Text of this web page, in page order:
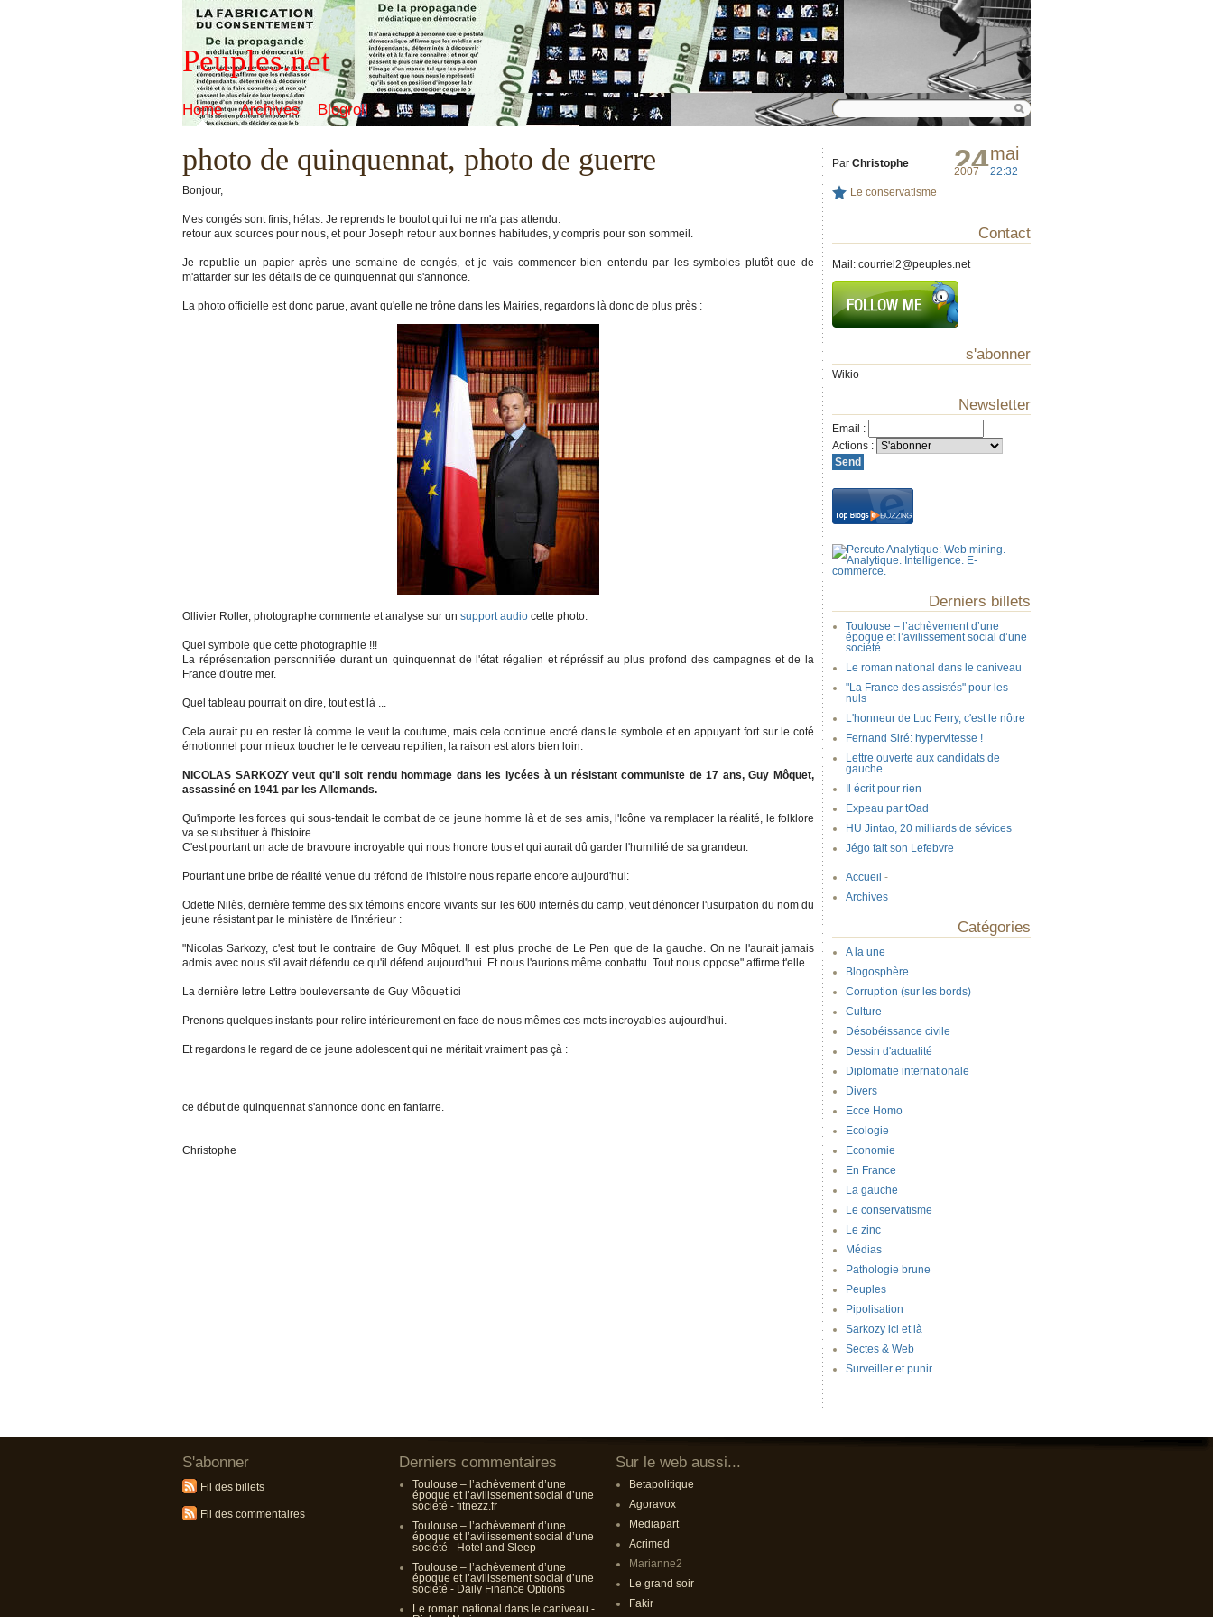
Peuples.net
Home Archives Blogroll
photo de quinquennat, photo de guerre 24mai
2007 22:32
Par Christophe
Le conservatisme
Bonjour,
Mes congés sont finis, hélas. Je reprends le boulot qui lui ne m'a pas attendu.
retour aux sources pour nous, et pour Joseph retour aux bonnes habitudes, y compris pour son sommeil.
Je republie un papier après une semaine de congés, et je vais commencer bien entendu par les symboles plutôt que de
m'attarder sur les détails de ce quinquennat qui s'annonce.
La photo officielle est donc parue, avant qu'elle ne trône dans les Mairies, regardons là donc de plus près :
Ollivier Roller, photographe commente et analyse sur un support audio cette photo.
Quel symbole que cette photographie !!!
La réprésentation personnifiée durant un quinquennat de l'état régalien et répréssif au plus profond des campagnes et de la
France d'outre mer.
Quel tableau pourrait on dire, tout est là ...
Cela aurait pu en rester là comme le veut la coutume, mais cela continue encré dans le symbole et en appuyant fort sur le coté
émotionnel pour mieux toucher le le cerveau reptilien, la raison est alors bien loin.
NICOLAS SARKOZY veut qu'il soit rendu hommage dans les lycées à un résistant communiste de 17 ans, Guy Môquet,
assassiné en 1941 par les Allemands.
Qu'importe les forces qui sous-tendait le combat de ce jeune homme là et de ses amis, l'Icône va remplacer la réalité, le folklore
va se substituer à l'histoire.
C'est pourtant un acte de bravoure incroyable qui nous honore tous et qui aurait dû garder l'humilité de sa grandeur.
Pourtant une bribe de réalité venue du tréfond de l'histoire nous reparle encore aujourd'hui:
Odette Nilès, dernière femme des six témoins encore vivants sur les 600 internés du camp, veut dénoncer l'usurpation du nom du
jeune résistant par le ministère de l'intérieur :
"Nicolas Sarkozy, c'est tout le contraire de Guy Môquet. Il est plus proche de Le Pen que de la gauche. On ne l'aurait jamais
admis avec nous s'il avait défendu ce qu'il défend aujourd'hui. Et nous l'aurions même conbattu. Tout nous oppose" affirme t'elle.
La dernière lettre Lettre bouleversante de Guy Môquet ici
Prenons quelques instants pour relire intérieurement en face de nous mêmes ces mots incroyables aujourd'hui.
Et regardons le regard de ce jeune adolescent qui ne méritait vraiment pas çà :
ce début de quinquennat s'annonce donc en fanfarre.
Christophe
Contact
Mail: courriel2@peuples.net
s'abonner
Wikio
Newsletter
Email :
Actions :
Derniers billets
Toulouse – l’achèvement d’une
époque et l’avilissement social d’une
société
Le roman national dans le caniveau
"La France des assistés" pour les
nuls
L'honneur de Luc Ferry, c'est le nôtre
Fernand Siré: hypervitesse !
Lettre ouverte aux candidats de
gauche
Il écrit pour rien
Expeau par tOad
HU Jintao, 20 milliards de sévices
Jégo fait son Lefebvre
Accueil -
Archives
Catégories
A la une
Blogosphère
Corruption (sur les bords)
Culture
Désobéissance civile
Dessin d'actualité
Diplomatie internationale
Divers
Ecce Homo
Ecologie
Economie
En France
La gauche
Le conservatisme
Le zinc
Médias
Pathologie brune
Peuples
Pipolisation
Sarkozy ici et là
Sectes & Web
Surveiller et punir
S'abonner
Fil des billets
Fil des commentaires
Derniers commentaires
Toulouse – l’achèvement d’une
époque et l’avilissement social d’une
société - fitnezz.fr
Toulouse – l’achèvement d’une
époque et l’avilissement social d’une
société - Hotel and Sleep
Toulouse – l’achèvement d’une
époque et l’avilissement social d’une
société - Daily Finance Options
Le roman national dans le caniveau -
Sur le web aussi...
Betapolitique
Agoravox
Mediapart
Acrimed
Marianne2
Le grand soir
Fakir